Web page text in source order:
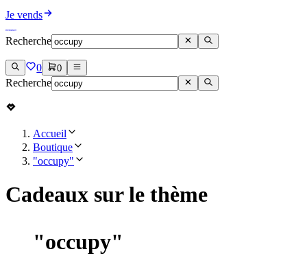
Je vends
Recherche
0 0
Recherche
Accueil
Boutique
"occupy"
Cadeaux sur le thème
"occupy"